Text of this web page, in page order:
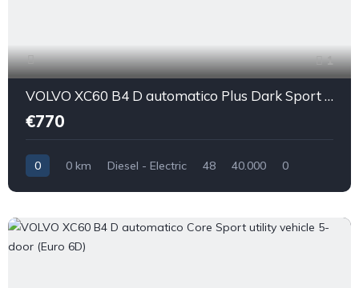
1
VOLVO XC60 B4 D automatico Plus Dark Sport utility vehicle 5-door (Euro 6D)
€770
0 0 km Diesel - Electric 48 40.000 0